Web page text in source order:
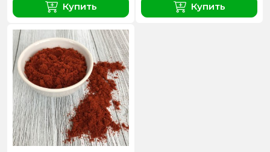
Купить Купить